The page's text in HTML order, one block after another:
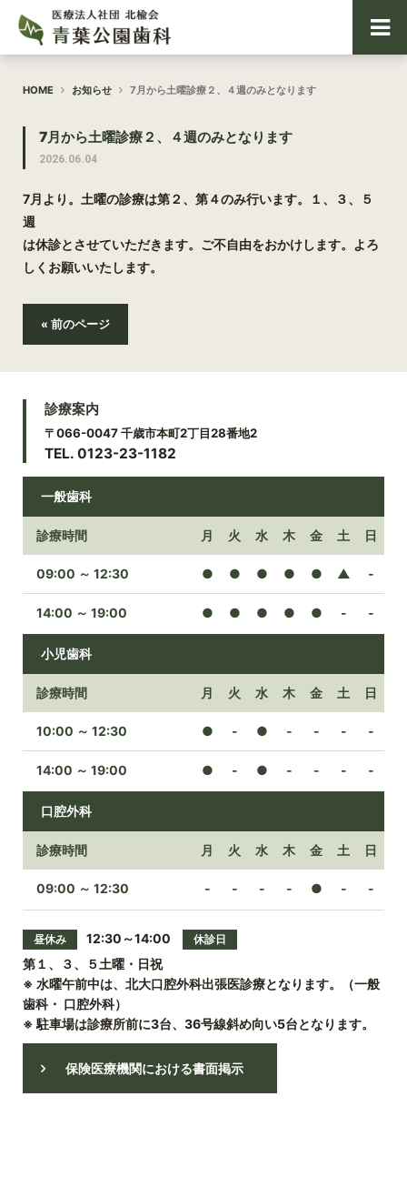
HOME お知らせ 7月から土曜診療２、４週のみとなります
7月から土曜診療２、４週のみとなります
2026.06.04
7月より。土曜の診療は第２、第４のみ行います。１、３、５
週
は休診とさせていただきます。ご不自由をおかけします。よろ
しくお願いいたします。
« 前のページ
診療案内
〒066-0047 千歳市本町2丁目28番地2
TEL. 0123-23-1182
一般歯科
診療時間 月 火 水 木 金 土 日
09:00 ～ 12:30 ● ● ● ● ● ▲ -
14:00 ～ 19:00 ● ● ● ● ● - -
小児歯科
診療時間 月 火 水 木 金 土 日
10:00 ～ 12:30 ● - ● - - - -
14:00 ～ 19:00 ● - ● - - - -
口腔外科
診療時間 月 火 水 木 金 土 日
09:00 ～ 12:30 - - - - ● - -
昼休み 12:30～14:00 休診日
第１、３、５土曜・日祝
※ 水曜午前中は、北大口腔外科出張医診療となります。（一般
歯科・ 口腔外科）
※ 駐車場は診療所前に3台、36号線斜め向い5台となります。
保険医療機関における書面掲示
閉じる